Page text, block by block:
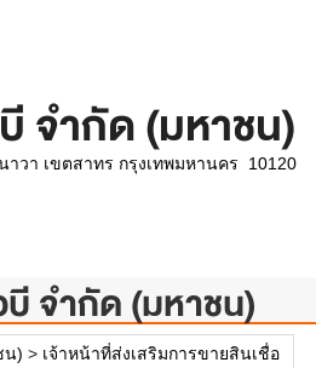
จำกัด (มหาชน)
วา เขตสาทร กรุงเทพมหานคร 10120
จำกัด (มหาชน)
น) > เจ้าหน้าที่ส่งเสริมการขายสินเชื่อ